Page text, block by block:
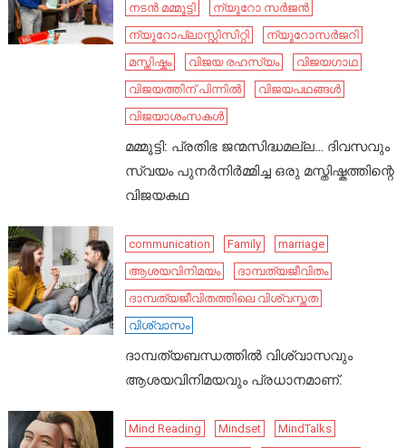
നടൻ മമ്മൂട്ടി
ന്യൂറോ സർജൻ
ന്യൂറോപ്ലാസ്റ്റിസിറ്റി
ന്യൂറോസർജറി
മസ്തിഷ്കം
വിജയ രഹസ്യം
വിജയഗാഥ
വിജയത്തിന് പിന്നിൽ
വിജയപഥങ്ങൾ
വിജയാശംസകൾ
മമ്മൂട്ടി: പ്രതിഭ ജന്മസിദ്ധമല്ല… ദിവസവും
സ്വയം പുനർനിർമ്മിച്ച ഒരു മസ്തിഷ്കത്തിന്റെ
വിജയകഥ
communication Family
marriage
ആശയവിനിമയം
ദാമ്പത്യജീവിതം
ദാമ്പത്യജീവിതത്തിലെ വിശ്വസ്തത
വിശ്വാസം
ദാമ്പത്യബന്ധത്തിൽ വിശ്വാസവും
ആശയവിനിമയവും പ്രധാനമാണ്.
Mind Reading Mindset
MindTalks